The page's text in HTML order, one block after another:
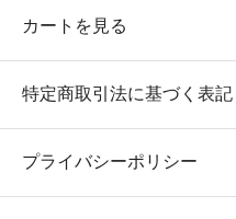
カートを見る
特定商取引法に基づく表記
プライバシーポリシー